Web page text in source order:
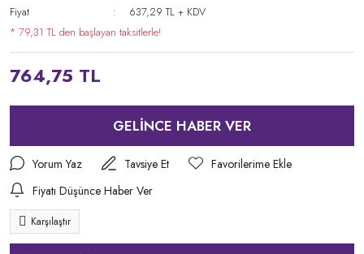
Fiyat
637,29 TL + KDV
* 79,31 TL den başlayan taksitlerle!
764,75 TL
GELİNCE HABER VER
Yorum Yaz
Tavsiye Et
Fiyatı Düşünce Haber Ver
Karşılaştır